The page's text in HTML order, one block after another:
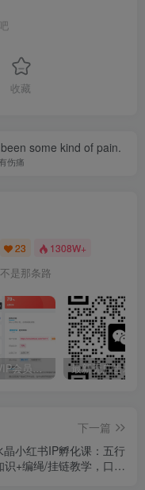
收藏
some kind of pain.
伤痛
23 1308W+
是那条路
开通百盟网VIP会员，尊享全站资源免费下载，享70%的推广提成！！【限时五折优惠】
下一篇
晶小红书IP孵化课：五行
识+编绳/挂链教学，口播